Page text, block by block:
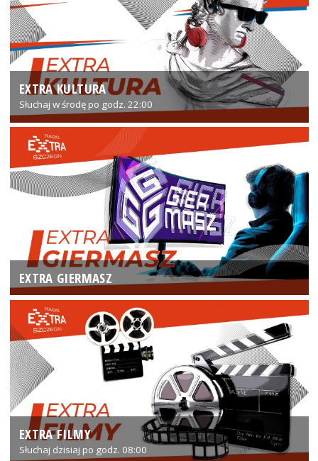
EXTRA KULTURA
Słuchaj w środę po godz. 22:00
EXTRA GIERMASZ
EXTRA FILMY
Słuchaj dzisiaj po godz. 08:00